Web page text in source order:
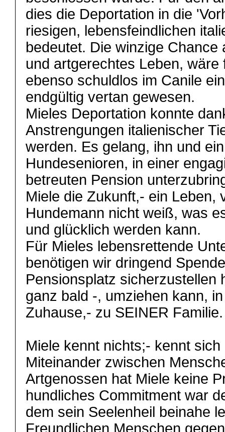
dies die Deportation in die
riesigen, lebensfeindlichen
bedeutet. Die winzige Chance
und artgerechtes Leben,
ebenso schuldlos im Canile
endgültig vertan gewesen.
Mieles Deportation konnte
Anstrengungen italienischer
werden. Es gelang, ihn und
Hundesenioren, in einer
betreuten Pension
Miele die Zukunft,- ein Leben,
Hundemann nicht weiß, was
und glücklich werden kann.
Für Mieles lebensrettende
benötigen wir dringend
Pensionsplatz sicherzustellen
ganz bald -, umziehen kann,
Zuhause,- zu SEINER Familie.
Miele kennt nichts;- kennt
Miteinander zwischen
Artgenossen hat Miele keine
hundliches Commitment war
dem sein Seelenheil beinahe
Freundlichen Menschen